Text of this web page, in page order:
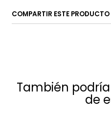
COMPARTIR ESTE PRODUCTO
También
de